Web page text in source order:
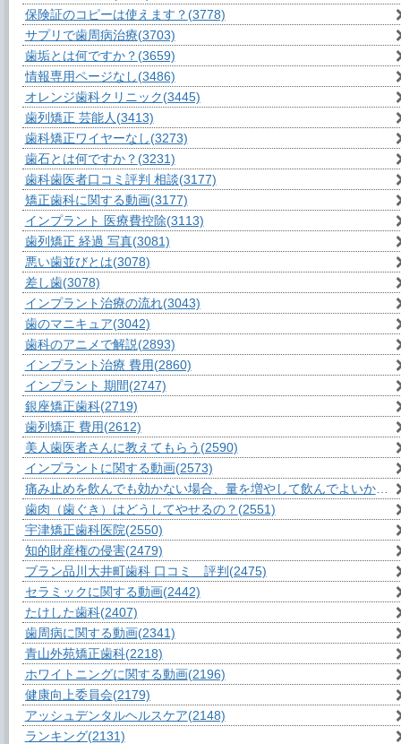
保険証のコピーは使えます？ (3778)
サプリで歯周病治療(3703)
歯垢とは何ですか？ (3659)
情報専用ページなし(3486)
オレンジ歯科クリニック(3445)
歯列矯正 芸能人 (3413)
歯科矯正ワイヤーなし(3273)
歯石とは何ですか？ (3231)
歯科歯医者口コミ評判 相談(3177)
矯正歯科に関する動画(3177)
インプラント 医療費控除(3113)
歯列矯正 経過 写真(3081)
悪い歯並びとは(3078)
差し歯(3078)
インプラント治療の流れ(3043)
歯のマニキュア(3042)
歯科のアニメで解説(2893)
インプラント治療 費用(2860)
インプラント 期間(2747)
銀座矯正歯科(2719)
歯列矯正 費用(2612)
美人歯医者さんに教えてもらう (2590)
インプラントに関する動画(2573)
痛み止めを飲んでも効かない場合、量を増やして飲んでよいか？
歯肉（歯ぐき）はどうしてやせるの？ (2551)
宇津矯正歯科医院(2550)
知的財産権の侵害(2479)
ブラン品川大井町歯科 口コミ 評判 (2475)
セラミックに関する動画(2442)
たけした歯科(2407)
歯周病に関する動画(2341)
青山外苑矯正歯科(2218)
ホワイトニングに関する動画(2196)
健康向上委員会(2179)
アッシュデンタルヘルスケア(2148)
ランキング(2131)